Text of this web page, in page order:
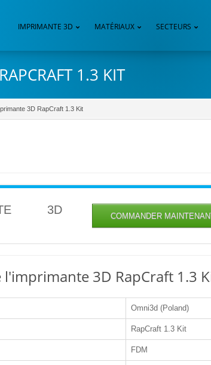
IMPRIMANTE 3D MATÉRIAUX SECTEURS
1.3 KIT
3D RapCraft 1.3 Kit
COMMANDER
3D
l'imprimante 3D RapCraft 1.3
Omni3d (Poland)
RapCraft 1.3 Kit
FDM